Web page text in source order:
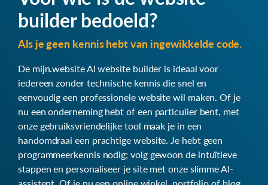
builder bedoeld?
Als je geen kennis hebt van ingewikkelde code.
De mijn.website AI website builder is ideaal voor
iedereen zonder technische kennis die snel en
eenvoudig een professionele website wil maken. Of je
nu een onderneming hebt of een particulier bent, met
onze gebruiksvriendelijke tool maak je in een
handomdraai een prachtige website. Je hebt geen
programmeerkennis nodig; volg gewoon de intuïtieve
stappen en personaliseer je site met onze slimme AI-